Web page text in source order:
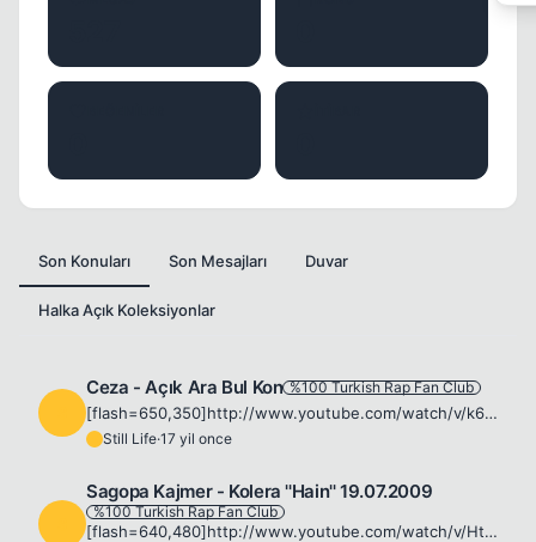
Son Konuları Son Mesajları Duvar
Halka Açık Koleksiyonlar
Ceza - Açık Ara Bul Kon %100 Turkish Rap Fan Club
[flash=650,350]http://www.youtube.com/watch/v/k6xM90vochA&amp;feature=related[/flash]
Still Life·17 yil once
Sagopa Kajmer - Kolera ''Hain'' 19.07.2009
%100 Turkish Rap Fan Club
[flash=640,480]http://www.youtube.com/watch/v/Htfg3Slyo4M[/flash]